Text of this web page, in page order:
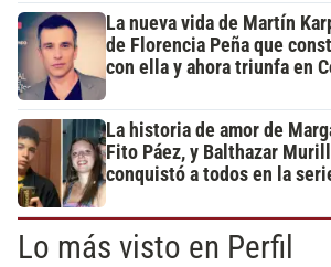
La nueva vida de Martín
de Florencia Peña que
con ella y ahora triunfa en
La historia de amor de
Fito Páez, y Balthazar
conquistó a todos en la
Lo más visto en Perfil